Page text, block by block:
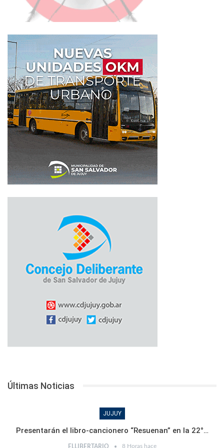
Últimas Noticias
JUJUY
Presentarán el libro-cancionero “Resuenan” en la 22°…
ELLIBERTARIO 8 Horas hace